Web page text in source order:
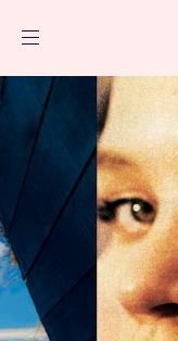
Agenda
Projets